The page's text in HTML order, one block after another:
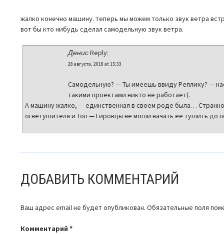
жалко конечно машину. теперь мы можем только звук ветра
вот бы кто нибудь сделал самодельную звук ветра.
ДенисReply:
28 августа, 2018 at 15:33
Самодельную? — Ты имеешь ввиду Реплику? —
такими проектами никто не работает(.
А машину жалко, — единственная в своем роде была…
огнетушителя и Топ — Гировцы не могли начать ее тушить до
ДОБАВИТЬ КОММЕНТАРИЙ
Ваш адрес email не будет опубликован. Обязательные поля
Комментарий*